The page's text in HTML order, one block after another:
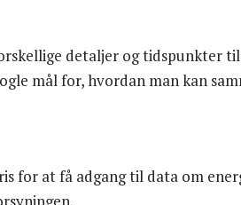
detaljer og tidspunkter
mål for, hvordan man kan
for at få adgang til data om